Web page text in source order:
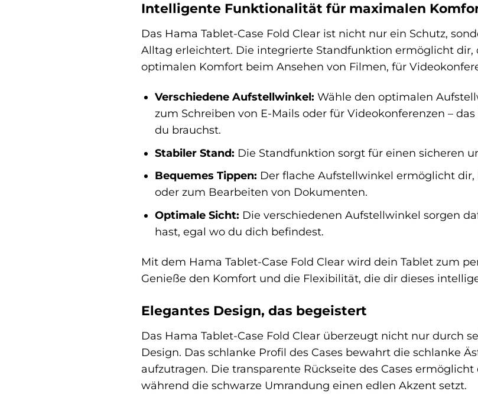
Intelligente Funktionalität für maximalen
Das Hama Tablet-Case Fold Clear ist nicht nur ein Schutz,
Alltag erleichtert. Die integrierte Standfunktion ermöglicht
optimalen Komfort beim Ansehen von Filmen, für
Verschiedene Aufstellwinkel: Wähle den optimalen
zum Schreiben von E-Mails oder für Videokonferenzen –
du brauchst.
Stabiler Stand: Die Standfunktion sorgt für einen sicheren
Bequemes Tippen: Der flache Aufstellwinkel ermöglicht
oder zum Bearbeiten von Dokumenten.
Optimale Sicht: Die verschiedenen Aufstellwinkel sorgen
hast, egal wo du dich befindest.
Mit dem Hama Tablet-Case Fold Clear wird dein Tablet zum
Genieße den Komfort und die Flexibilität, die dir dieses
Elegantes Design, das begeistert
Das Hama Tablet-Case Fold Clear überzeugt nicht nur durch
Design. Das schlanke Profil des Cases bewahrt die schlanke
aufzutragen. Die transparente Rückseite des Cases
während die schwarze Umrandung einen edlen Akzent setzt.